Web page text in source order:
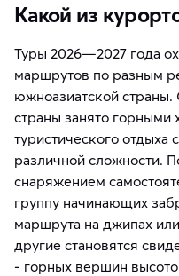
Какой из
Туры 2026—2027 года
маршрутов по разным
южноазиатской
страны занято горными
туристического отдыха
различной сложности.
снаряжением
группу начинающих
маршрута на джипах или
другие становятся
- горных вершин